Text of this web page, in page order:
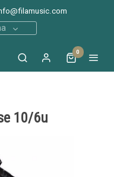
0
10/6u